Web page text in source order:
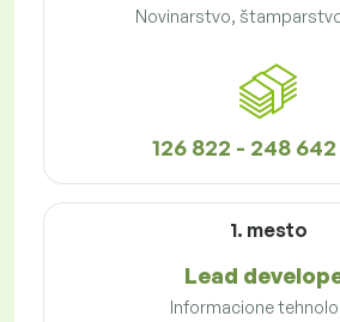
Novinarstvo,
126 822 - 248 642
1. mesto
Lead
Informacione